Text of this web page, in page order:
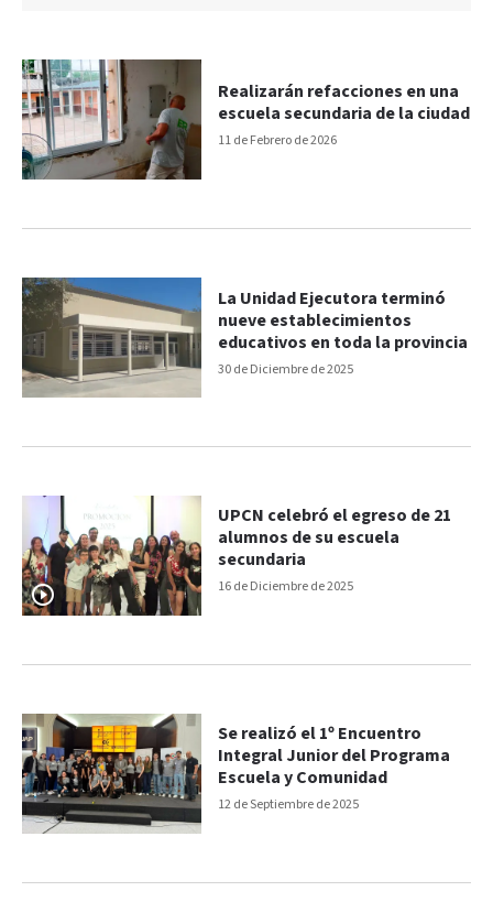
11 de Febrero de 2026
Realizarán refacciones en una
escuela secundaria de la ciudad
30 de Diciembre de 2025
La Unidad Ejecutora terminó
nueve establecimientos
educativos en toda la provincia
16 de Diciembre de 2025
UPCN celebró el egreso de 21
alumnos de su escuela
secundaria
12 de Septiembre de 2025
Se realizó el 1º Encuentro
Integral Junior del Programa
Escuela y Comunidad